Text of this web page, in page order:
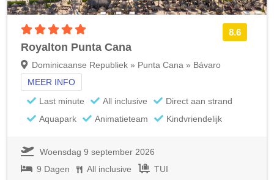
8.6
Royalton Punta Cana
Dominicaanse Republiek » Punta Cana » Bávaro
MEER INFO
Last minute
All inclusive
Direct aan strand
Aquapark
Animatieteam Kindvriendelijk
Woensdag 9 september 2026
9 Dagen
All inclusive
TUI